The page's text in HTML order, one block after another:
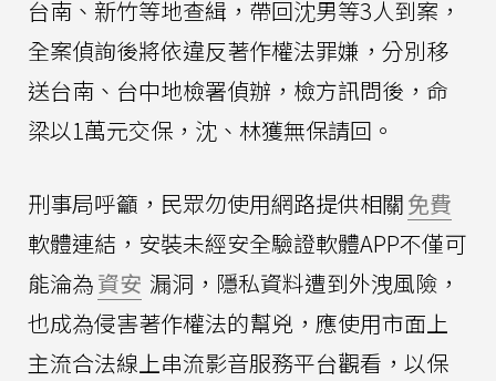
台南、新竹等地查緝，帶回沈男等3人到案，
全案偵詢後將依違反著作權法罪嫌，分別移
送台南、台中地檢署偵辦，檢方訊問後，命
梁以1萬元交保，沈、林獲無保請回。
刑事局呼籲，民眾勿使用網路提供相關免費
軟體連結，安裝未經安全驗證軟體APP不僅可
能淪為資安 漏洞，隱私資料遭到外洩風險，
也成為侵害著作權法的幫兇，應使用市面上
主流合法線上串流影音服務平台觀看，以保